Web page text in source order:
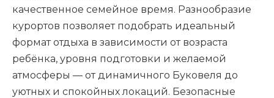
качественное семейное время. Разнообразие
курортов позволяет подобрать идеальный
формат отдыха в зависимости от возраста
ребёнка, уровня подготовки и желаемой
атмосферы — от динамичного Буковеля до
уютных и спокойных локаций. Безопасные